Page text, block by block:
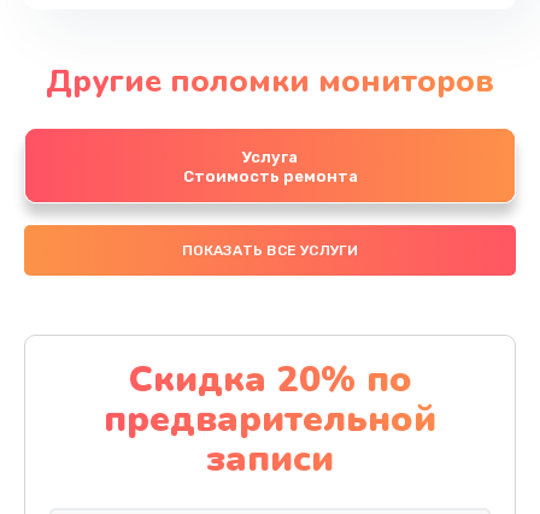
Другие поломки мониторов
Услуга
Стоимость ремонта
ПОКАЗАТЬ ВСЕ УСЛУГИ
Скидка 20% по
предварительной
записи